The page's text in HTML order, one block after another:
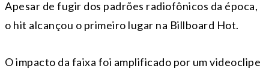
Apesar de fugir dos padrões radiofônicos da época,
o hit alcançou o primeiro lugar na Billboard Hot.
O impacto da faixa foi amplificado por um videoclipe